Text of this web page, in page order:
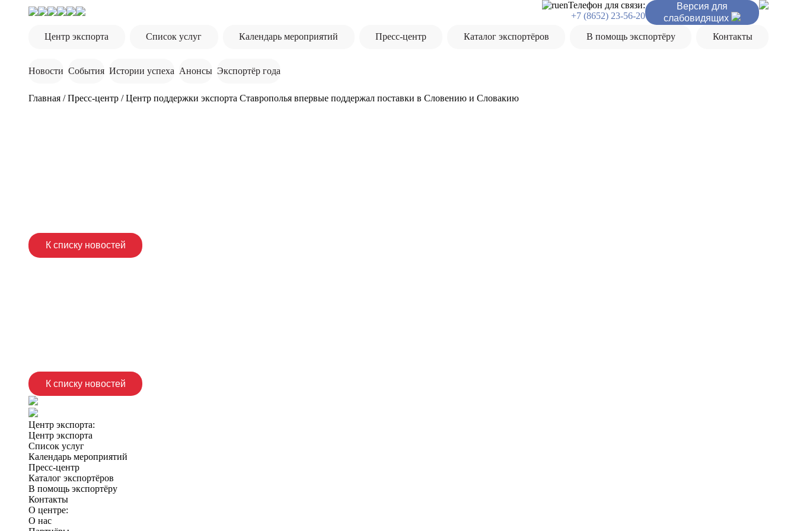
ruenТелефон для связи:
+7 (8652) 23-56-20
Версия для
слабовидящих
Центр экспорта
Список услуг Календарь мероприятий Пресс-центр Каталог экспортёров В помощь экспортёру Контакты
Новости События Истории успеха Анонсы Экспортёр года
Главная /Пресс-центр /Центр поддержки экспорта Ставрополья впервые поддержал поставки в Словению и Словакию
К списку новостей
К списку новостей
Центр экспорта:
Центр экспорта
Список услуг
Календарь мероприятий
Пресс-центр
Каталог экспортёров
В помощь экспортёру
Контакты
О центре:
О нас